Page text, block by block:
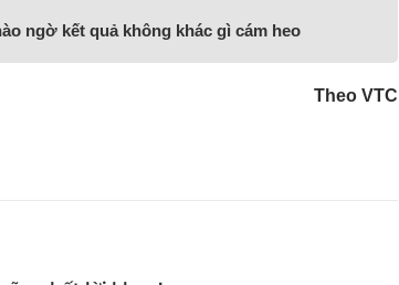
ngờ kết quả không khác gì cám heo
Theo VTC